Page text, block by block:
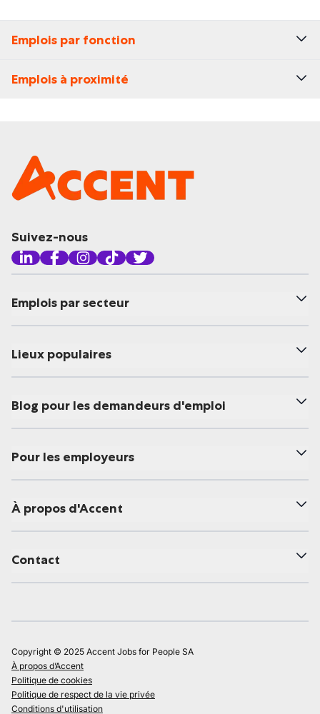
Emplois par fonction
Emplois à proximité
Suivez-nous
Emplois par secteur
Lieux populaires
Blog pour les demandeurs d'emploi
Pour les employeurs
À propos d'Accent
Contact
Copyright © 2025 Accent Jobs for People SA
À propos d’Accent
Politique de cookies
Politique de respect de la vie privée
Conditions d'utilisation